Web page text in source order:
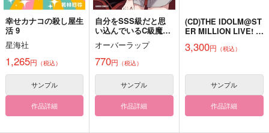
作品詳細 作品詳細
幸せカナコの殺し屋生
活 9
星海社
1,265円 （税込）
サンプル
作品詳細
自分をSSS級だと思
い込んでいるC級魔術
学生 1
オーバーラップ
770円 （税込）
サンプル
作品詳細
(CD)THE IDOLM@ST
ER MILLION LIVE! S
RDS 秋月律子
3,300円 （税込）
サンプル
作品詳細